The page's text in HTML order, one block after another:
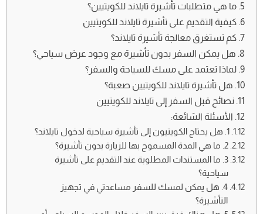
ما هي متطلبات تأشيرة تايلاند للكويتيين؟
كيفية التقديم على تأشيرة تايلاند للكويتيين
كم تستغرق معالجة تأشيرة تايلاند؟
هل يمكن السفر بدون تأشيرة مع وجود عرض سياحي؟
لماذا تعتمد على مسك للسياحة والسفر؟
هل تأشيرة تايلاند للكويتيين صعبة؟
نصائح قبل السفر إلى تايلاند للكويتيين
الأسئلة الشائعة:
1. هل يحتاج الكويتيون إلى تأشيرة سياحية لدخول تايلاند؟
2. ما هي المدة المسموح بها للزيارة بدون تأشيرة؟
3. ما المستندات المطلوبة عند التقديم على تأشيرة
سياحية؟
4. هل يمكن لمسك للسفر مساعدتي في تجهيز
التأشيرة؟